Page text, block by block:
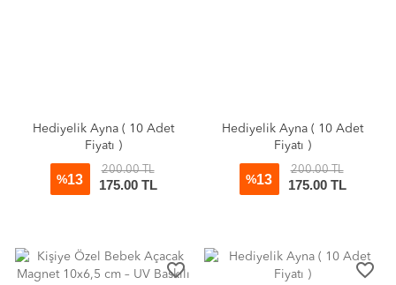
Hediyelik Ayna ( 10 Adet
Fiyatı )
%13
200.00 TL
175.00 TL
Hediyelik Ayna ( 10 Adet
Fiyatı )
%13
200.00 TL
175.00 TL
favorite_border favorite_border